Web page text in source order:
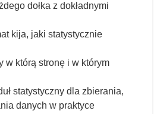
dołka z dokładnymi
kija, jaki statystycznie
w którą stronę i w którym
statystyczny dla zbierania,
danych w praktyce